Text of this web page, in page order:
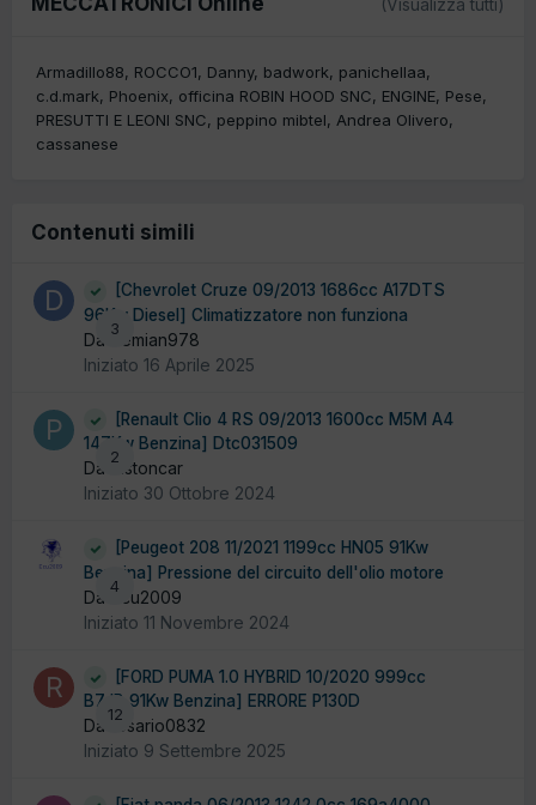
Armadillo88 ROCCO1 Danny badwork panichellaa
c.d.mark Phoenix officina ROBIN HOOD SNC ENGINE Pese
PRESUTTI E LEONI SNC
peppino mibtel Andrea Olivero
cassanese
Contenuti simili
3
[Chevrolet Cruze 09/2013 1686cc A17DTS
96Kw Diesel] Climatizzatore non funziona
Da demian978
Iniziato 16 Aprile 2025
2
[Renault Clio 4 RS 09/2013 1600cc M5M A4
147Kw Benzina] Dtc031509
Da Pistoncar
Iniziato 30 Ottobre 2024
4
[Peugeot 208 11/2021 1199cc HN05 91Kw
Benzina] Pressione del circuito dell'olio motore
Da ecu2009
Iniziato 11 Novembre 2024
12
[FORD PUMA 1.0 HYBRID 10/2020 999cc
B7JB 91Kw Benzina] ERRORE P130D
Da rosario0832
Iniziato 9 Settembre 2025